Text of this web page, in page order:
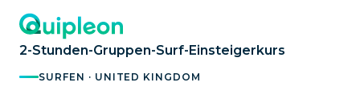
2-Stunden-Gruppen-Surf-Einsteigerkurs
SURFEN · UNITED KINGDOM